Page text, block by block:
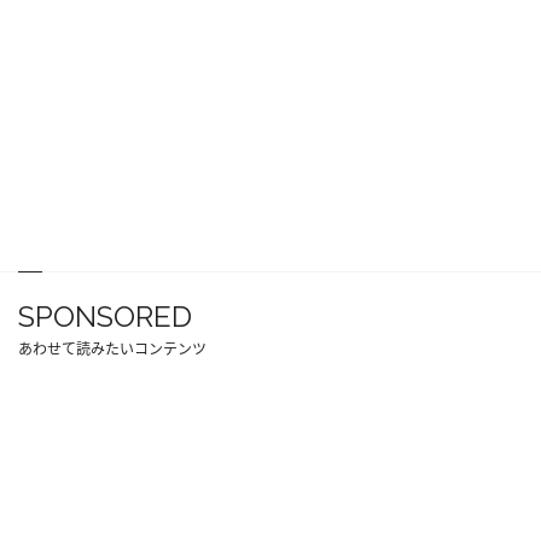
SPONSORED
あわせて読みたいコンテンツ